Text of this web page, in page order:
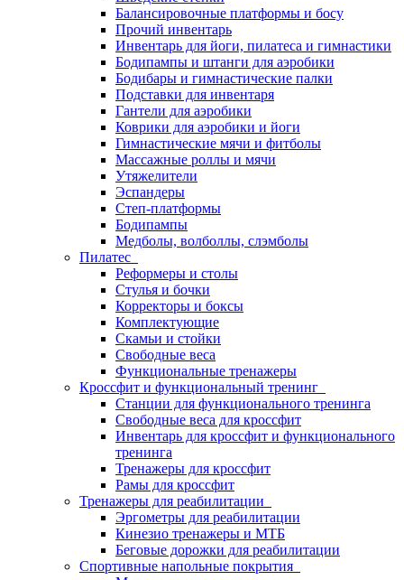
Балансировочные платформы и босу
Прочий инвентарь
Инвентарь для йоги, пилатеса и гимнастики
Бодипампы и штанги для аэробики
Бодибары и гимнастические палки
Подставки для инвентаря
Гантели для аэробики
Коврики для аэробики и йоги
Гимнастические мячи и фитболы
Массажные роллы и мячи
Утяжелители
Эспандеры
Степ-платформы
Бодипампы
Медболы, волболлы, слэмболы
Пилатес
Реформеры и столы
Стулья и бочки
Корректоры и боксы
Комплектующие
Скамьи и стойки
Свободные веса
Функциональные тренажеры
Кроссфит и функциональный тренинг
Станции для функционального тренинга
Свободные веса для кроссфит
Инвентарь для кроссфит и функционального
тренинга
Тренажеры для кроссфит
Рамы для кроссфит
Тренажеры для реабилитации
Эргометры для реабилитации
Кинезио тренажеры и МТБ
Беговые дорожки для реабилитации
Спортивные напольные покрытия